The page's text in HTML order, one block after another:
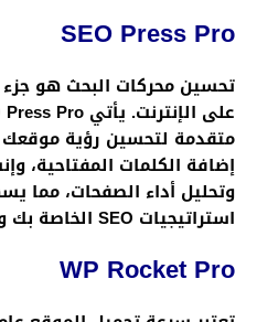
SEO Press Pro
تحسين محركات البحث هو
على الإنترنت. يأتي Press Pro
متقدمة لتحسين رؤية موقعك
وتحليل أداء الصفحات، مما
استراتيجيات SEO الخاصة بك وزيادة حركة المرور.
WP Rocket Pro